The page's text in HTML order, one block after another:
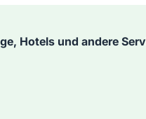
Hotels und andere